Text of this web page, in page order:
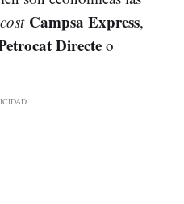
Campsa Express,
Directeo